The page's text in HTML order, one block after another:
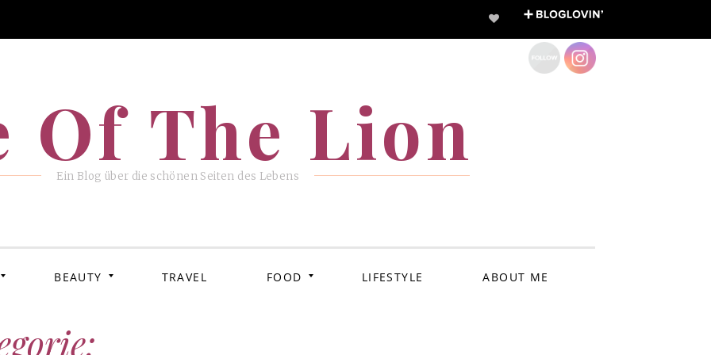
Of The Lion
Ein Blog über die schönen Seiten des Lebens
BEAUTY TRAVEL FOOD LIFESTYLE ABOUT ME